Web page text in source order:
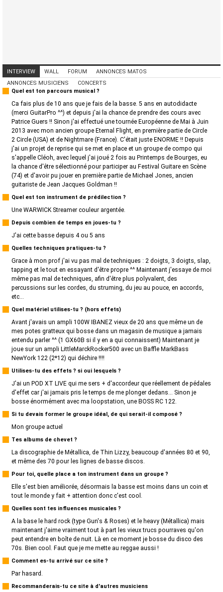
INTERVIEW WALL FORUM
ANNONCES MATOS
ANNONCES MUSICIENS
CONCERTS
Quel est ton parcours musical ?
Ca fais plus de 10 ans que je fais de la basse. 5 ans en autodidacte
(merci GuitarPro ^^) et depuis j'ai la chance de prendre des cours avec
Patrice Guers !! Sinon j'ai effectué une tournée Européenne de Mai à Juin
2013 avec mon ancien groupe Eternal Flight, en première partie de Circle
2 Circle (USA) et de Nightmare (France). C'était juste ENORME !! Depuis
j'ai un projet de reprise qui se met en place et un groupe de compo qui
s'appelle Cléoh, avec lequel j'ai joué 2 fois au Printemps de Bourges, eu
la chance d'être sélectionné pour participer au Festival Guitare en Scène
(74) et d'avoir pu jouer en première partie de Michael Jones, ancien
guitariste de Jean Jacques Goldman !!
Quel est ton instrument de prédilection ?
Une WARWICK Streamer couleur argentée.
Depuis combien de temps en joues-tu ?
J'ai cette basse depuis 4 ou 5 ans
Quelles techniques pratiques-tu ?
Grace à mon prof j'ai vu pas mal de techniques : 2 doigts, 3 doigts, slap,
tapping et le tout en essayant d'être propre ^^ Maintenant j'essaye de moi
même pas mal de techniques, afin d'être plus polyvalent, des
percussions sur les cordes, du struming, du jeu au pouce, en accords,
etc...
Quel matériel utilises-tu ? (hors effets)
Avant j'avais un ampli 100W IBANEZ vieux de 20 ans que même un de
mes potes gratteux qui bosse dans un magasin de musique a jamais
entendu parler ^^ (1 GX60B si il y en a qui connaissent) Maintenant je
joue sur un ampli LittleMarckRocker500 avec un Baffle MarkBass
NewYork 122 (2*12) qui déchire !!!!
Utilises-tu des effets ? si oui lesquels ?
J'ai un POD XT LIVE qui me sers + d'accordeur que réellement de pédales
d'effet car j'ai jamais pris le temps de me plonger dedans... Sinon je
bosse énormément avec ma loopstation, une BOSS RC 122.
Si tu devais former le groupe idéal, de qui serait-il composé ?
Mon groupe actuel
Tes albums de chevet ?
La discographie de Métallica, de Thin Lizzy, beaucoup d'années 80 et 90,
et même des 70 pour les lignes de basse discos.
Pour toi, quelle place a ton instrument dans un groupe ?
Elle s'est bien améliorée, désormais la basse est moins dans un coin et
tout le monde y fait + attention donc c'est cool.
Quelles sont tes influences musicales ?
A la base le hard rock (type Gun's & Roses) et le heavy (Métallica) mais
maintenant j'aime vraiment tout à part les vieux trucs pourraves qu'on
peut entendre en boîte de nuit. Là en ce moment je bosse du disco des
70s. Bien cool. Faut que je me mette au reggae aussi !
Comment es-tu arrivé sur ce site ?
Par hasard.
Recommanderais-tu ce site à d'autres musiciens